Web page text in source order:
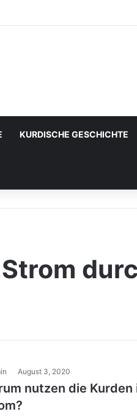
KURDISCHE GESCHICHTE
August 3, 2020
nutzen die Kurden